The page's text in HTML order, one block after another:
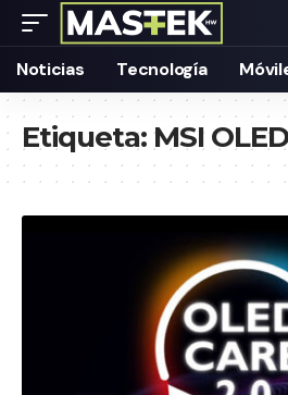
Noticias Tecnología
Etiqueta:MSI